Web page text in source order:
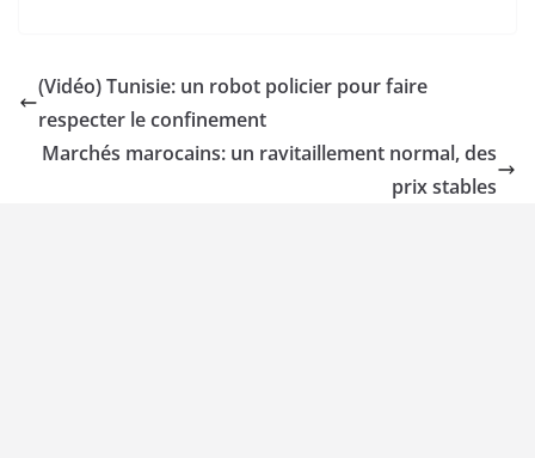
(Vidéo) Tunisie: un robot policier pour faire
respecter le confinement
Marchés marocains: un ravitaillement normal, des
prix stables